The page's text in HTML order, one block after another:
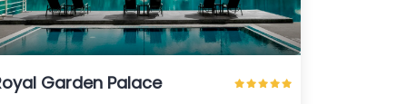
Garden Palace